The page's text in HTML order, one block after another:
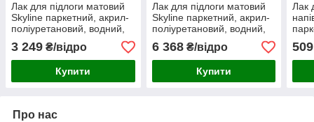
Лак для підлоги матовий
Skyline паркетний, акрил-
поліуретановий, водний,
зносостійкий, без запаху, 5
л
3 249 ₴/відро
Купити
Лак для підлоги матовий
Skyline паркетний, акрил-
поліуретановий, водний,
зносостійкий, без запаху,
10 л
6 368₴/відро
Купити
Лак
750
509
Про нас